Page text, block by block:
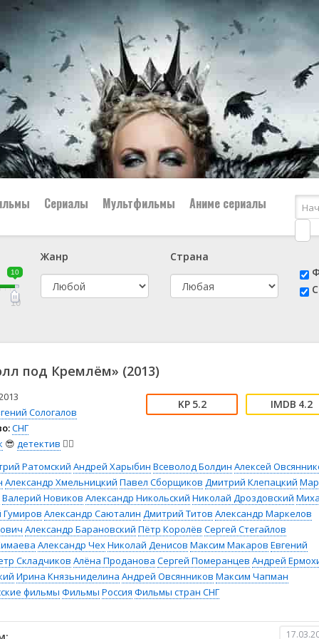
👨‍✈️ Военный
🕵️‍♂️ Детектив
👨‍💼 Новости
тв
👨‍👩‍👧‍👦 Семейный
⚽ Спорт
😱 Ужасы
Сериалы Мультфильмы Аниме сериалы
10
10
Жанр
Страна
под Кремлём» (2013)
Сологалов
СНГ
😎 детектив 🕵️‍♂️
5.2 4.2
Ратомский Андрей Харыбин Всеволод Болдин Алексей
Александр Хмельницкий Павел Сборщиков Дмитрий Клепацкий
Валерий Новиков Александр Никольский Николай Дроздовский
Александр Саюталин Дмитрий Титов Александр Маркелов
Александр Барановский Пётр Королёв Сергей Стегайлов
Александр ЧехНиколай Денисов Максим Макаров Евгений
Складчиков Алёна Проданова Сергей Померанцев Андрей
Ирина Князьниделина Андрей Овсянников Максим Чапман
фильмы Фильмы Россия Фильмы стран СНГ